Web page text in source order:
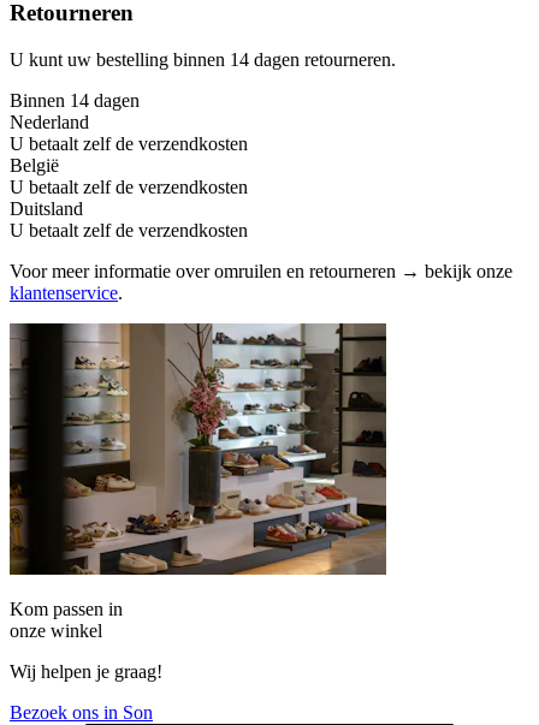
Retourneren
U kunt uw bestelling binnen 14 dagen retourneren.
Binnen 14 dagen
Nederland
U betaalt zelf de verzendkosten
België
U betaalt zelf de verzendkosten
Duitsland
U betaalt zelf de verzendkosten
Voor meer informatie over omruilen en retourneren → bekijk onze
klantenservice.
Kom passen in
onze winkel
Wij helpen je graag!
Bezoek ons in Son